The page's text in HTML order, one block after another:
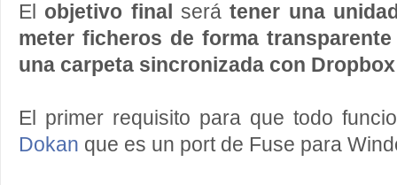
El objetivo final serátener una
meter ficheros de forma
una carpeta sincronizada con Dropbox
El primer requisito para que todo
Dokan que es un port de Fuse para